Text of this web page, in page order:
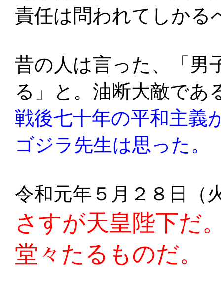
責任は問われてしかる
昔の人は言った、「男
る」と。油断大敵であ
戦後七十年の平和主義
ゴジラ先生は思った。
令和元年５月２８日（
さすが天皇陛下だ
堂々たるものだ。